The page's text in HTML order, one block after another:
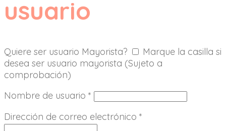
usuario
Quiere ser usuario Mayorista?
Marque la casilla si
desea ser usuario mayorista (Sujeto a
comprobación)
Nombre de usuario *
Dirección de correo electrónico *